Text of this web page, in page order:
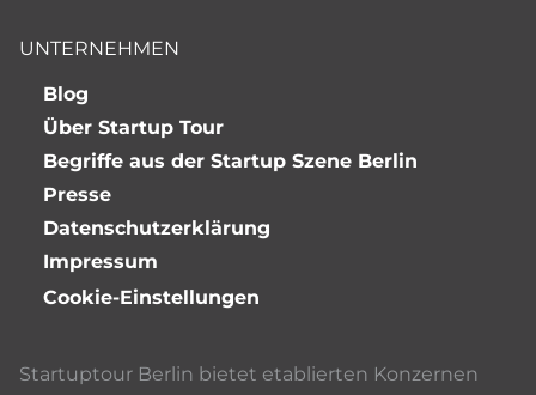
UNTERNEHMEN
Blog
Über Startup Tour
Begriffe aus der Startup Szene Berlin
Presse
Datenschutzerklärung
Impressum
Cookie-Einstellungen
Startuptour Berlin bietet etablierten Konzernen